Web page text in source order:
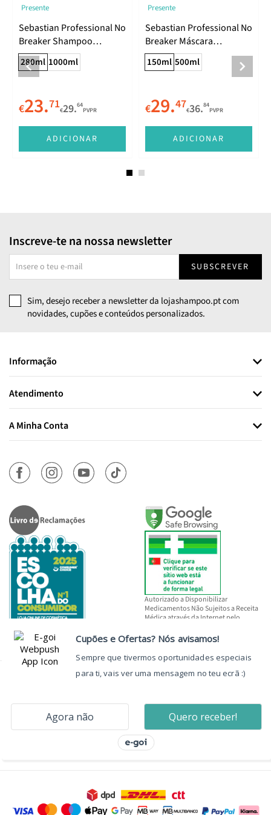
Presente
Sebastian Professional No
Breaker Shampoo
Nutritivo 280ml
280ml 1000ml
€23.71€29.64
PVPR
ADICIONAR
Presente
Sebastian Professional No
Breaker Máscara
Reparadora 150ml
150ml 500ml
€29.47€36.84
PVPR
ADICIONAR
Inscreve-te na nossa newsletter
SUBSCREVER
Sim, desejo receber a newsletter da lojashampoo.pt com
novidades, cupões e conteúdos personalizados.
Informação
Atendimento
A Minha Conta
Autorizado a Disponibilizar
Medicamentos Não Sujeitos a Receita
Médica através da Internet pelo